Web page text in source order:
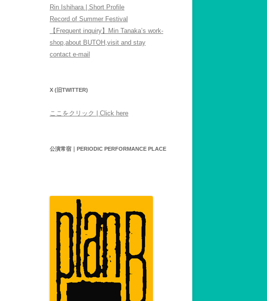
Rin Ishihara | Short Profile
Record of Summer Festival
【Frequent inquiry】Min Tanaka’s work-
shop,about BUTOH,visit and stay
contact e-mail
X (旧TWITTER)
ここをクリック | Click here
公演常宿｜PERIODIC PERFORMANCE PLACE